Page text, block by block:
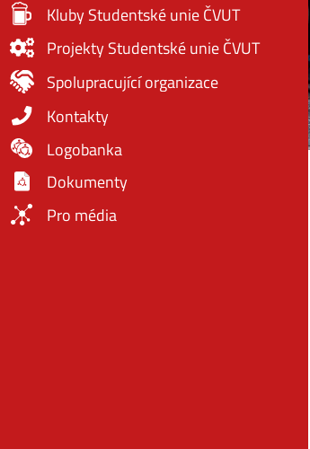
Kluby Studentské unie ČVUT
Projekty Studentské unie ČVUT
Spolupracující organizace
Kontakty
Logobanka
Dokumenty
Pro média